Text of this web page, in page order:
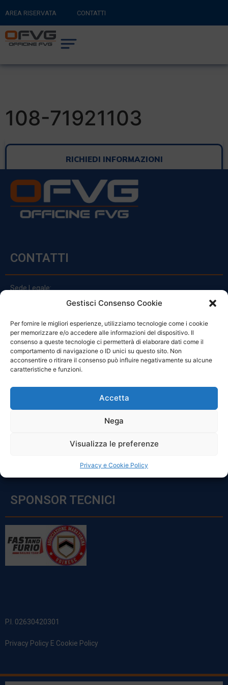
Gestisci Consenso Cookie
Per fornire le migliori esperienze, utilizziamo tecnologie come i cookie
per memorizzare e/o accedere alle informazioni del dispositivo. Il
consenso a queste tecnologie ci permetterà di elaborare dati come il
comportamento di navigazione o ID unici su questo sito. Non
acconsentire o ritirare il consenso può influire negativamente su alcune
caratteristiche e funzioni.
Accetta
Nega
Visualizza le preferenze
Privacy e Cookie Policy
AREA RISERVATA CONTATTI
RITORNA AL SITO PRINCIPALE
CARRELLO
108-71921103
RICHIEDI INFORMAZIONI
CONTATTI
Sede Legale:
Via Principe Di Udine 144
clienti@officinefvg.it
info@officinefvg.it
posta@officinefvgpec.It
ORARI
Sabato: 8:00 – 12:00
SPONSOR TECNICI
P.I. 02630420301
Privacy Policy E Cookie Policy